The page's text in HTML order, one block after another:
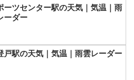
ーツセンター駅の天気｜気温｜雨
ーダー
戸駅の天気｜気温｜雨雲レーダー